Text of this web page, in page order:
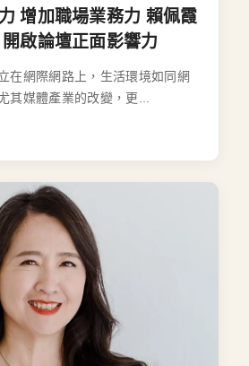
增加職場業務力 賴佩霞
啟論壇正面影響力
在網際網路上，生活環境如同網
其媒體產業的改變，更...